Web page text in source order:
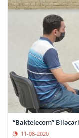
“Baktelecom”
11-08-2020